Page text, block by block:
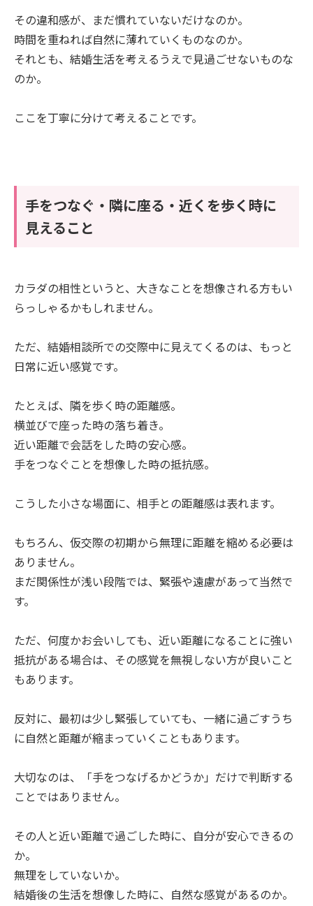
その違和感が、まだ慣れていないだけなのか。
時間を重ねれば自然に薄れていくものなのか。
それとも、結婚生活を考えるうえで見過ごせないものな
のか。
ここを丁寧に分けて考えることです。
手をつなぐ・隣に座る・近くを歩く時に
見えること
カラダの相性というと、大きなことを想像される方もい
らっしゃるかもしれません。
ただ、結婚相談所での交際中に見えてくるのは、もっと
日常に近い感覚です。
たとえば、隣を歩く時の距離感。
横並びで座った時の落ち着き。
近い距離で会話をした時の安心感。
手をつなぐことを想像した時の抵抗感。
こうした小さな場面に、相手との距離感は表れます。
もちろん、仮交際の初期から無理に距離を縮める必要は
ありません。
まだ関係性が浅い段階では、緊張や遠慮があって当然で
す。
ただ、何度かお会いしても、近い距離になることに強い
抵抗がある場合は、その感覚を無視しない方が良いこと
もあります。
反対に、最初は少し緊張していても、一緒に過ごすうち
に自然と距離が縮まっていくこともあります。
大切なのは、「手をつなげるかどうか」だけで判断する
ことではありません。
その人と近い距離で過ごした時に、自分が安心できるの
か。
無理をしていないか。
結婚後の生活を想像した時に、自然な感覚があるのか。